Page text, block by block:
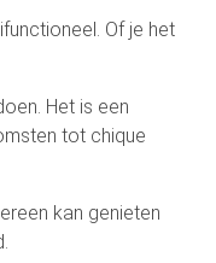
Of je het
Het is een
tot chique
kan genieten